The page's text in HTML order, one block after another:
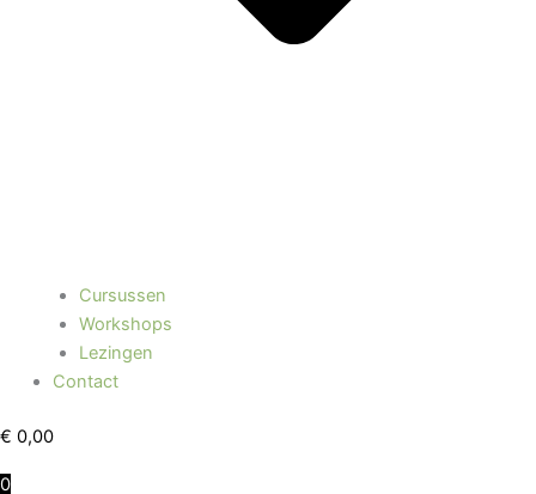
Cursussen
Workshops
Lezingen
Contact
€ 0,00
0